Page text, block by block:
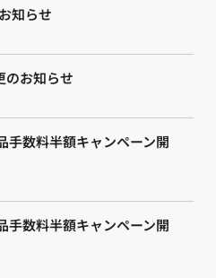
知らせ
のお知らせ
手数料半額キャンペーン開
手数料半額キャンペーン開